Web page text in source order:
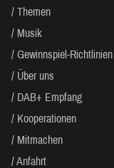
Themen
Musik
Gewinnspiel-Richtlinien
Über uns
DAB+ Empfang
Kooperationen
Mitmachen
Anfahrt